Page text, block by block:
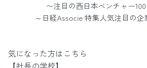
〜注目の西日本ベンチャー
～日経Associe 特集人気注目の企
気になった方はこちら